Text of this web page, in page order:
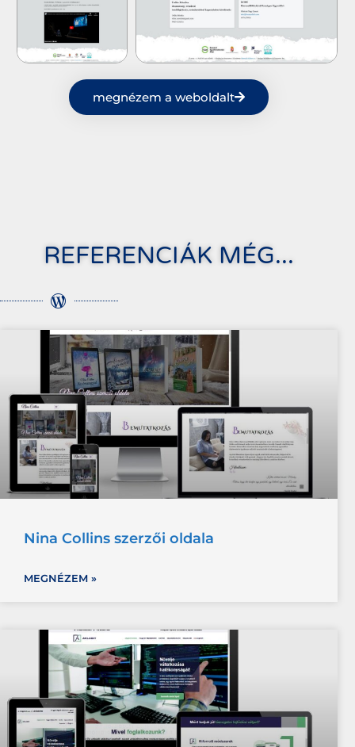
megnézem a weboldalt
REFERENCIÁK MÉG...
Nina Collins szerzői oldala
MEGNÉZEM »